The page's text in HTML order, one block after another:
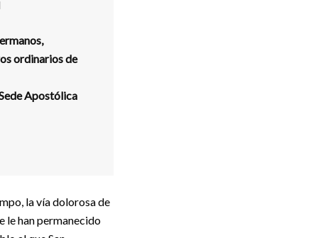
ordinarios de
Apostólica
la vía dolorosa de
le han permanecido